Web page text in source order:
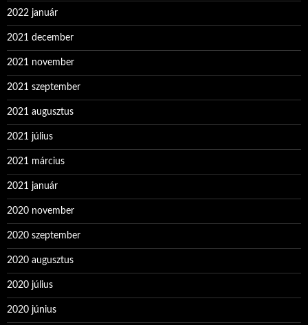
2022 január
2021 december
2021 november
2021 szeptember
2021 augusztus
2021 július
2021 március
2021 január
2020 november
2020 szeptember
2020 augusztus
2020 július
2020 június